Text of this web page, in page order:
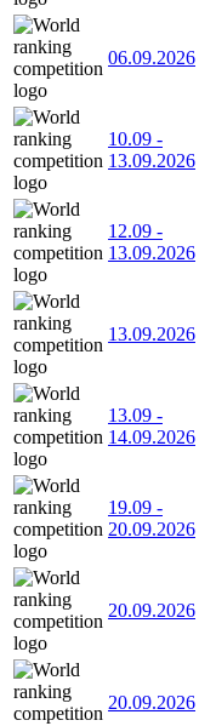
06.09.2026
10.09 -
13.09.2026
12.09 -
13.09.2026
13.09.2026
13.09 -
14.09.2026
19.09 -
20.09.2026
20.09.2026
20.09.2026